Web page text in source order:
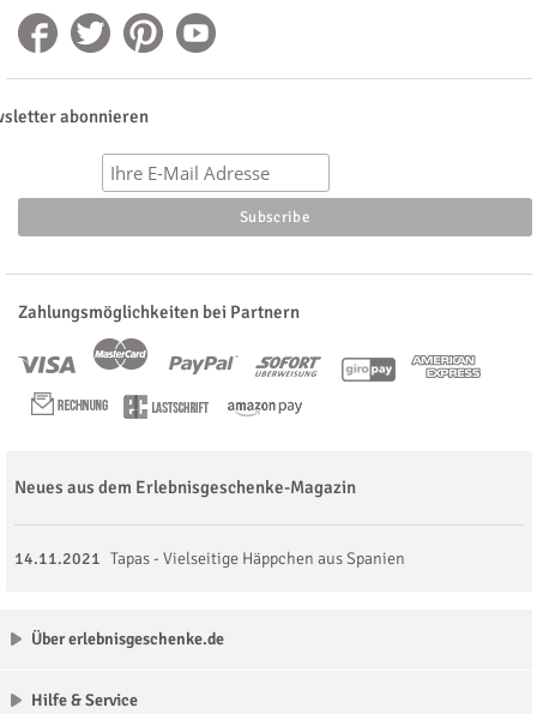
abonnieren
Zahlungsmöglichkeiten bei Partnern
Neues aus dem Erlebnisgeschenke-Magazin
14.11.2021 Tapas - Vielseitige Häppchen aus Spanien
Über erlebnisgeschenke.de
Hilfe & Service